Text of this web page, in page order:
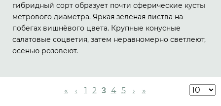
гибридный сорт образует почти сферические кусты
метрового диаметра. Яркая зеленая листва на
побегах вишнёвого цвета. Крупные конусные
салатовые соцветия, затем неравномерно светлеют,
осенью розовеют.
« ‹ 1 2 3 4 5 › »